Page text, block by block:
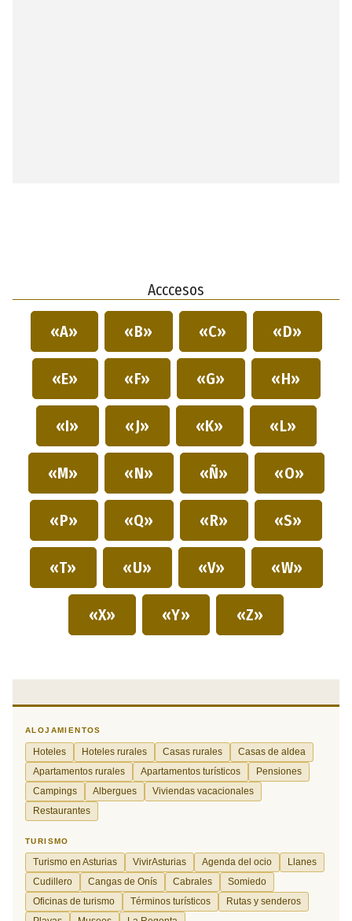
Acccesos
«A» «B» «C» «D»
«E» «F» «G» «H»
«I» «J» «K» «L»
«M» «N» «Ñ» «O»
«P» «Q» «R» «S»
«T» «U» «V» «W»
«X» «Y» «Z»